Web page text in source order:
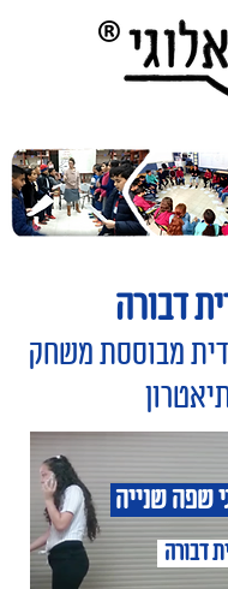
דבורה
מבוססת משחק
שפה שנייה
דבורה